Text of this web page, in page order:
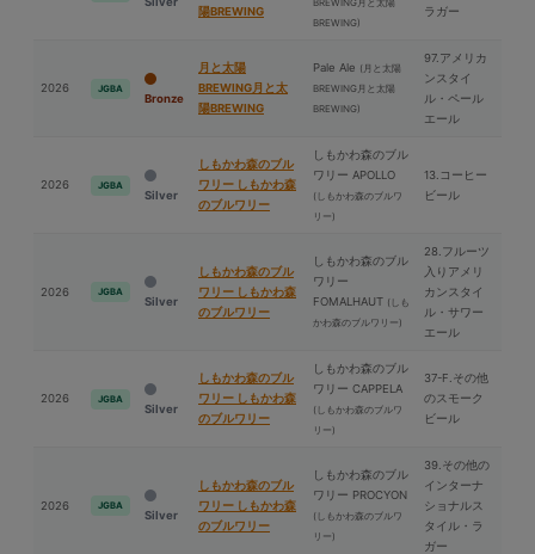
陽BREWING
BREWING)
ラガー
2026 JGBA
Bronze
⽉と太陽
BREWING⽉と太
陽BREWING
Pale Ale (⽉と太陽
BREWING⽉と太陽
BREWING)
97.アメリカ
ンスタイ
ル・ペール
エール
2026 JGBA
Silver
しもかわ森のブル
ワリー しもかわ森
のブルワリー
しもかわ森のブル
ワリー APOLLO
(しもかわ森のブルワ
リー)
13.コーヒー
ビール
2026 JGBA
Silver
しもかわ森のブル
ワリー しもかわ森
のブルワリー
しもかわ森のブル
ワリー
FOMALHAUT (しも
かわ森のブルワリー)
28.フルーツ
入りアメリ
カンスタイ
ル・サワー
エール
2026 JGBA
Silver
しもかわ森のブル
ワリー しもかわ森
のブルワリー
しもかわ森のブル
ワリー CAPPELA
(しもかわ森のブルワ
リー)
37-F.その他
のスモーク
ビール
2026 JGBA
Silver
しもかわ森のブル
ワリー しもかわ森
のブルワリー
しもかわ森のブル
ワリー PROCYON
(しもかわ森のブルワ
リー)
39.その他の
インターナ
ショナルス
タイル・ラ
ガー